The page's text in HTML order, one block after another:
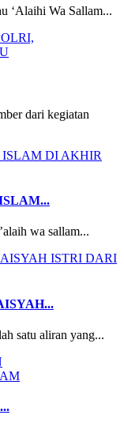
‘Alaihi Wa Sallam...
dari kegiatan
wa sallam...
satu aliran yang...